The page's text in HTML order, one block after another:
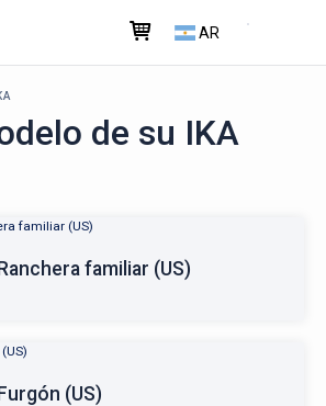
AR
de su IKA
familiar (US)
(US)